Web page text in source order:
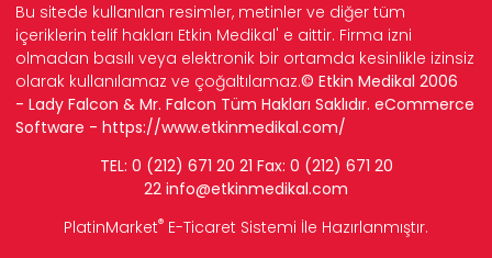
Bu sitede kullanılan resimler, metinler ve diğer tüm
içeriklerin telif hakları Etkin Medikal' e aittir. Firma izni
olmadan basılı veya elektronik bir ortamda kesinlikle izinsiz
olarak kullanılamaz ve çoğaltılamaz.© Etkin Medikal 2006
- Lady Falcon & Mr. Falcon Tüm Hakları Saklıdır. eCommerce
Software - https://www.etkinmedikal.com/
TEL: 0 (212) 671 20 21 Fax: 0 (212) 671 20
22 info@etkinmedikal.com
PlatinMarket® E-Ticaret Sistemi İle Hazırlanmıştır.